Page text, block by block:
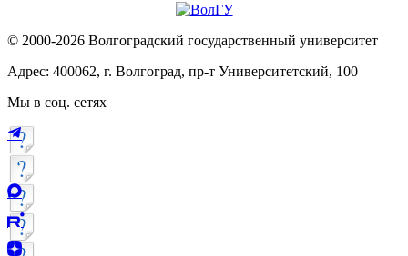
© 2000-2026 Волгоградский государственный университет
Адрес: 400062, г. Волгоград, пр-т Университетский, 100
Мы в соц. сетях